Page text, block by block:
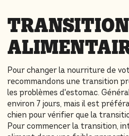
TRANSITION
Pour changer la nourriture de
recommandons une transition
les problèmes d'estomac.
environ 7 jours, mais il est
chien pour vérifier que la
Pour commencer la transition,